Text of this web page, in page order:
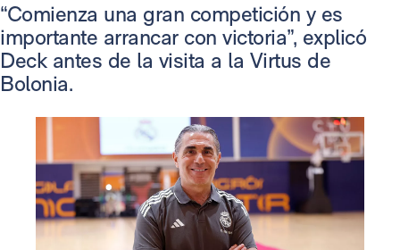
“Comienza una gran competición y es
importante arrancar con victoria”, explicó
Deck antes de la visita a la Virtus de
Bolonia.